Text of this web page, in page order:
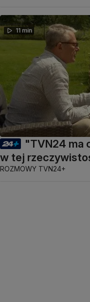
11 min
"TVN24 ma
w tej
ROZMOWY TVN24+